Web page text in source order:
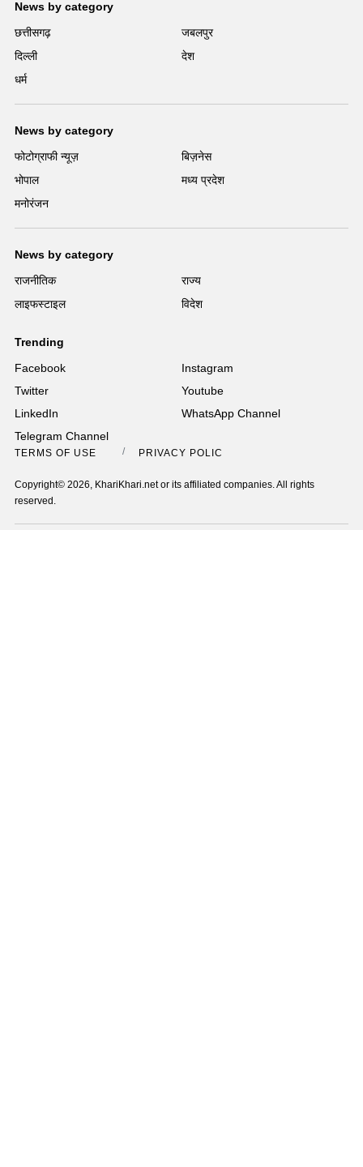
News by category
छत्तीसगढ़
जबलपुर
दिल्ली
देश
धर्म
News by category
फोटोग्राफी न्यूज़
बिज़नेस
भोपाल
मध्य प्रदेश
मनोरंजन
News by category
राजनीतिक
राज्य
लाइफस्टाइल
विदेश
Trending
Facebook
Instagram
Twitter
Youtube
LinkedIn
WhatsApp Channel
Telegram Channel
TERMS OF USE PRIVACY POLICY
Copyright© 2026, KhariKhari.net or its affiliated companies. All rights
reserved.